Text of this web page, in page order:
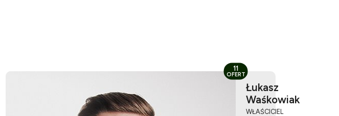
Łukasz
Waśkowiak
WŁAŚCICIEL
11
OFERT